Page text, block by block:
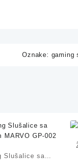
Oznake: gaming
Slušalice sa